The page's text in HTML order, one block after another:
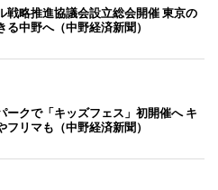
戦略推進協議会設立総会開催 東京の
る中野へ（中野経済新聞）
ークで「キッズフェス」初開催へ キ
フリマも（中野経済新聞）